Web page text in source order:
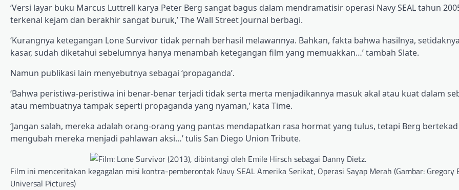
‘Versi layar buku Marcus Luttrell karya Peter Berg sangat bagus dalam mendramatisir operasi Navy SEAL tahun
terkenal kejam dan berakhir sangat buruk,’ The Wall Street Journal berbagi.
‘Kurangnya ketegangan Lone Survivor tidak pernah berhasil melawannya. Bahkan, fakta bahwa hasilnya,
kasar, sudah diketahui sebelumnya hanya menambah ketegangan film yang memuakkan…’ tambah Slate.
Namun publikasi lain menyebutnya sebagai ‘propaganda’.
‘Bahwa peristiwa-peristiwa ini benar-benar terjadi tidak serta merta menjadikannya masuk akal atau kuat dalam
atau membuatnya tampak seperti propaganda yang nyaman,’ kata Time.
‘Jangan salah, mereka adalah orang-orang yang pantas mendapatkan rasa hormat yang tulus, tetapi Berg
mengubah mereka menjadi pahlawan aksi…’ tulis San Diego Union Tribute.
Film ini menceritakan kegagalan misi kontra-pemberontak Navy SEAL Amerika Serikat, Operasi Sayap Merah (Gambar: Gregory
Universal Pictures)